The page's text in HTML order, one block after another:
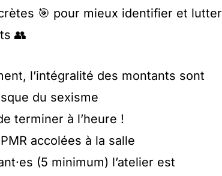
🎯 pour mieux identifier et lutter
👥
l’intégralité des montants sont
du sexisme
terminer à l’heure !
accolées à la salle
(5 minimum) l’atelier est